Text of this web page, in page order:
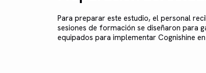
Para preparar este estudio, el personal
sesiones de formación se diseñaron para
equipados para implementar Cognishine